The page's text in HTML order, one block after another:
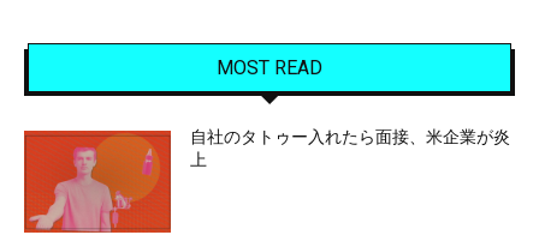
MOST READ
自社のタトゥー入れたら面接、米企業が炎
上